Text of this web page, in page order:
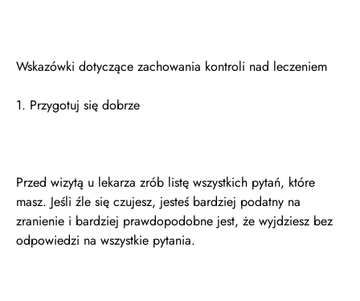
Wskazówki dotyczące zachowania kontroli nad leczeniem
1. Przygotuj się dobrze
Przed wizytą u lekarza zrób listę wszystkich pytań, które
masz. Jeśli źle się czujesz, jesteś bardziej podatny na
zranienie i bardziej prawdopodobne jest, że wyjdziesz bez
odpowiedzi na wszystkie pytania.